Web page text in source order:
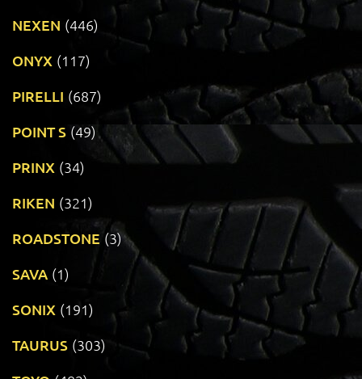
NEXEN (446)
ONYX (117)
PIRELLI (687)
POINT S (49)
PRINX (34)
RIKEN (321)
ROADSTONE (3)
SAVA (1)
SONIX (191)
TAURUS (303)